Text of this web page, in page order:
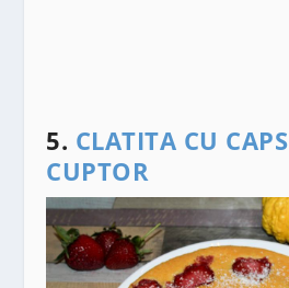
5. CLATITA CU
CUPTOR